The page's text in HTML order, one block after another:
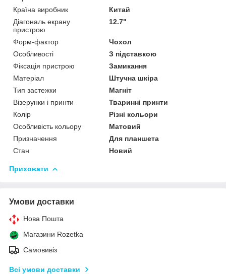
Країна виробник
Китай
Діагональ екрану
пристрою
12.7"
Форм-фактор
Чохол
Особливості
З підставкою
Фіксація пристрою
Замикання
Матеріал
Штучна шкіра
Тип застежки
Магніт
Візерунки і принти
Тваринні принти
Колір
Різні кольори
Особливість кольору
Матовий
Призначення
Для планшета
Стан
Новий
Приховати
Умови доставки
Нова Пошта
Магазини Rozetka
Самовивіз
Всі умови доставки